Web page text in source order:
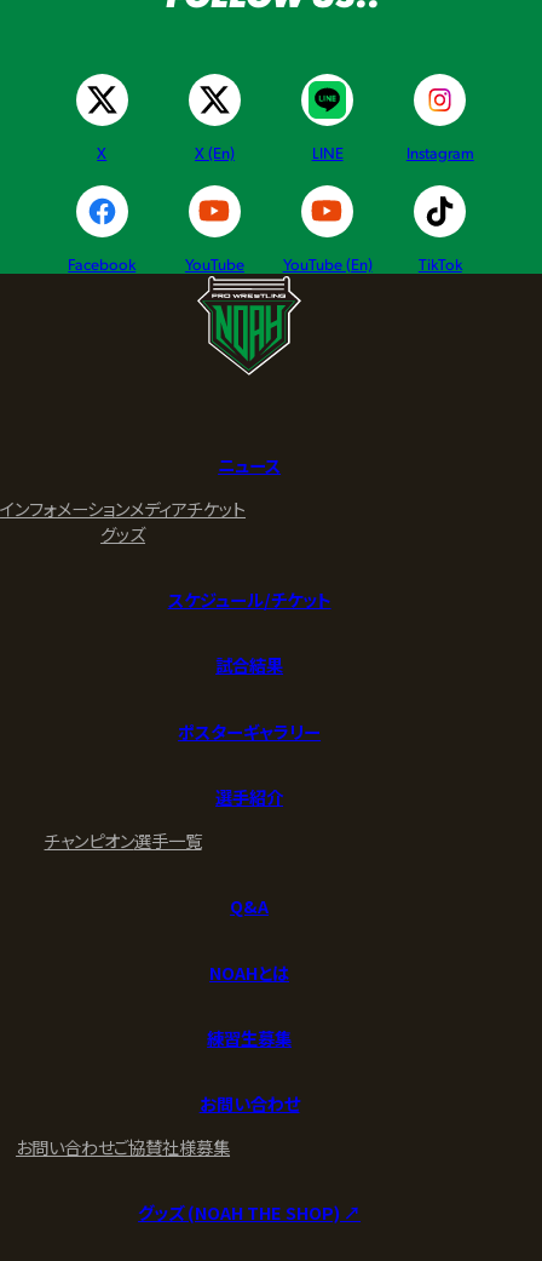
X X (En) LINE Instagram
Facebook YouTube YouTube (En) TikTok
ニュース
インフォメーションメディアチケット
グッズ
スケジュール/チケット
試合結果
ポスターギャラリー
選手紹介
チャンピオン選手一覧
Q&A
NOAHとは
練習生募集
お問い合わせ
お問い合わせご協賛社様募集
グッズ (NOAH THE SHOP) ↗︎